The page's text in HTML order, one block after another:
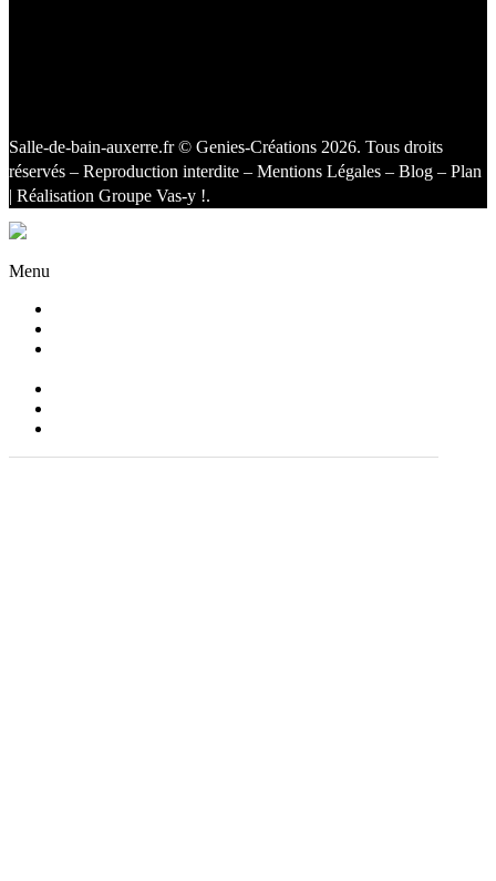
Salle-de-bain-auxerre.fr© Genies-Créations 2026. Tous droits
réservés – Reproduction interdite – Mentions Légales – Blog – Plan
| Réalisation Groupe Vas-y !.
Menu